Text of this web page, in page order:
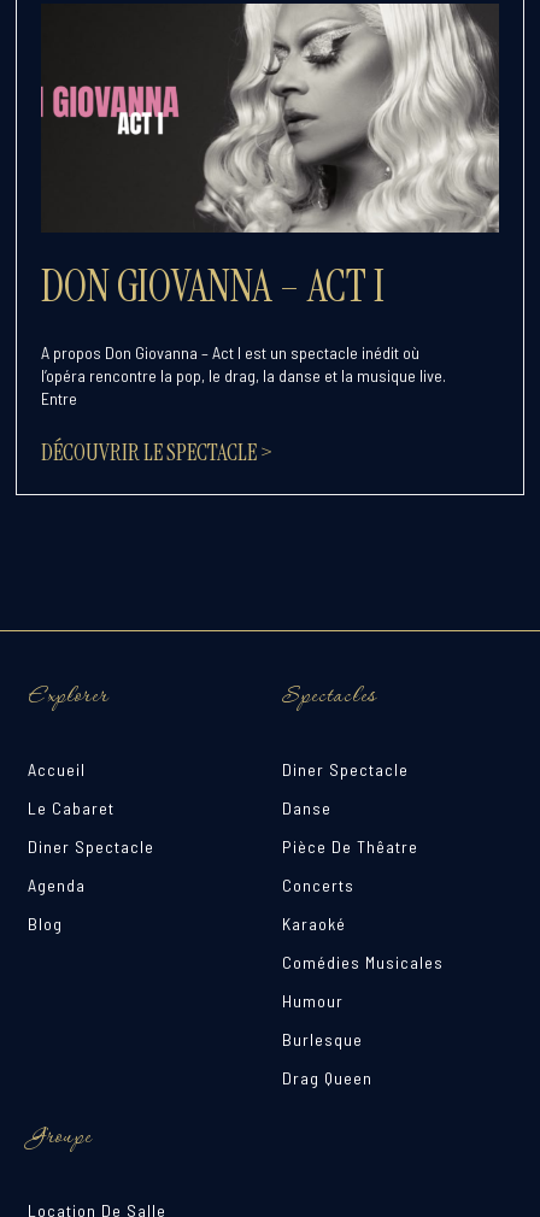
DON GIOVANNA – ACT I
A propos Don Giovanna – Act I est un spectacle inédit où
l’opéra rencontre la pop, le drag, la danse et la musique live.
Entre
DÉCOUVRIR LE SPECTACLE >
Explorer
Accueil
Le Cabaret
Diner Spectacle
Agenda
Blog
Spectacles
Diner Spectacle
Danse
Pièce De Thêatre
Concerts
Karaoké
Comédies Musicales
Humour
Burlesque
Drag Queen
Groupe
Location De Salle